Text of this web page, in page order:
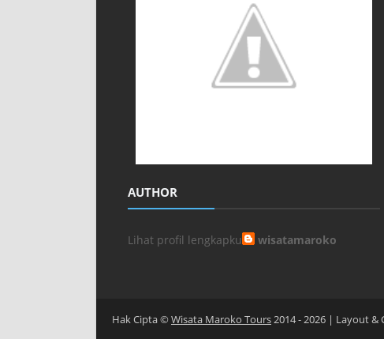
AUTHOR
wisatamaroko
Lihat profil lengkapku
Hak Cipta ©Wisata Maroko Tours2014 -2026 | Layout &